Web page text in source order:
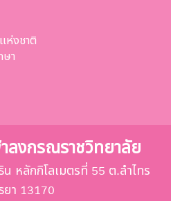
ห่งชาติ
า
ลงกรณราชวิทยาลัย
หลักกิโลเมตรที่ 55 ต.ลำไทร
า 13170